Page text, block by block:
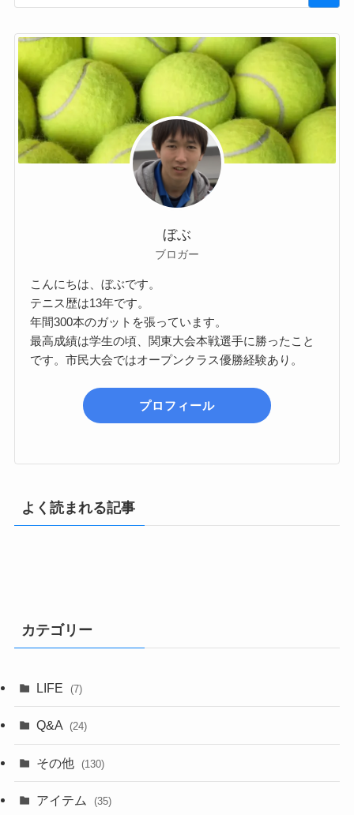
ぼぶ
ブロガー
こんにちは、ぼぶです。
テニス歴は13年です。
年間300本のガットを張っています。
最高成績は学生の頃、関東大会本戦選手に勝ったこと
です。市民大会ではオープンクラス優勝経験あり。
プロフィール
よく読まれる記事
カテゴリー
LIFE (7)
Q&A (24)
その他 (130)
アイテム (35)